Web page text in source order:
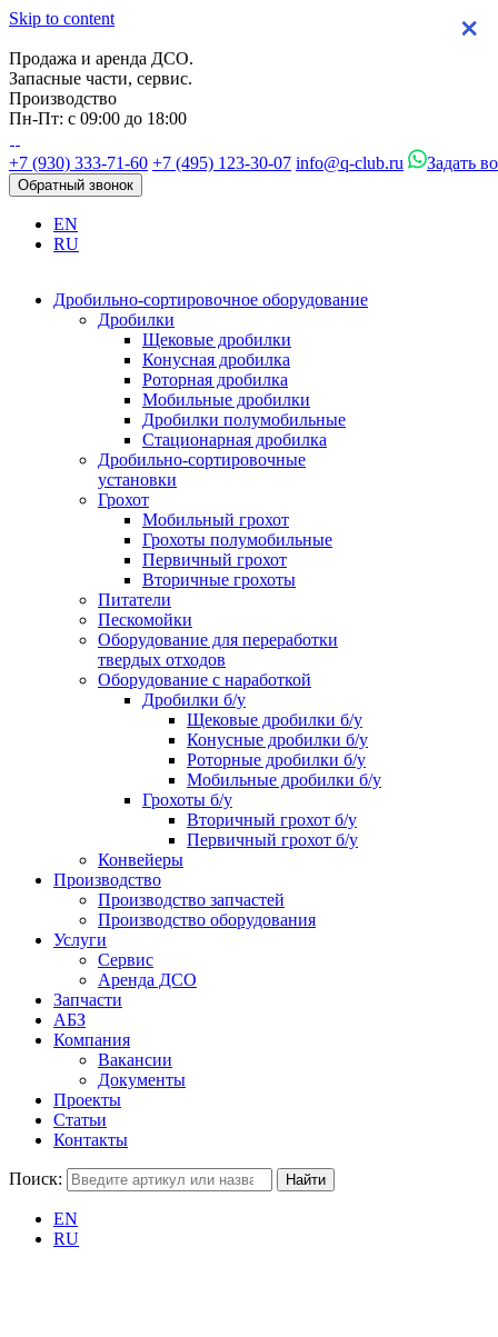
Skip to content
Продажа и аренда ДСО.
Запасные части, сервис.
Производство
Пн-Пт: с 09:00 до 18:00
+7 (930) 333-71-60 +7 (495) 123-30-07 info@q-club.ru Задать
Обратный звонок
EN
RU
Дробильно-сортировочное оборудование
Дробилки
Щековые дробилки
Конусная дробилка
Роторная дробилка
Мобильные дробилки
Дробилки полумобильные
Стационарная дробилка
Дробильно-сортировочные
установки
Грохот
Мобильный грохот
Грохоты полумобильные
Первичный грохот
Вторичные грохоты
Питатели
Пескомойки
Оборудование для переработки
твердых отходов
Оборудование с наработкой
Дробилки б/у
Щековые дробилки б/у
Конусные дробилки б/у
Роторные дробилки б/у
Мобильные дробилки б/у
Грохоты б/у
Вторичный грохот б/у
Первичный грохот б/у
Конвейеры
Производство
Производство запчастей
Производство оборудования
Услуги
Сервис
Аренда ДСО
Запчасти
АБЗ
Компания
Вакансии
Документы
Проекты
Статьи
Контакты
Поиск:
EN
RU
×
×
×
×